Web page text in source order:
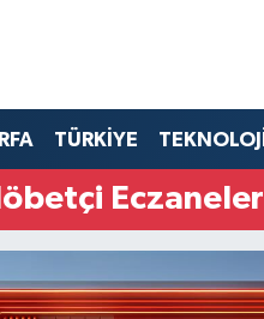
TÜRKİYE TEKNOLOJİ
Eczaneler